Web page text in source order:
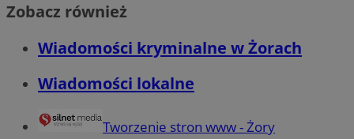
Zobacz również
Wiadomości kryminalne w Żorach
Wiadomości lokalne
Tworzenie stron www - Żory